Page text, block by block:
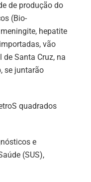
de produção do
(Bio-
hepatite
vão
Santa Cruz, na
se juntarão
quadrados
e
(SUS),